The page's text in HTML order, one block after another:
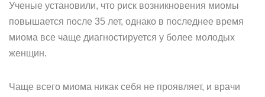
Ученые установили, что риск возникновения миомы
повышается после 35 лет, однако в последнее время
миома все чаще диагностируется у более молодых
женщин.
Чаще всего миома никак себя не проявляет, и врачи